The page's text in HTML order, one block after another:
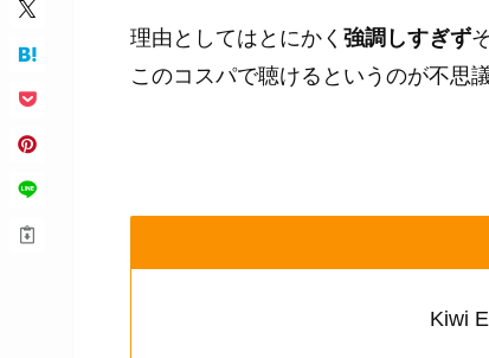
理由としてはとにかく 強調しすぎず
このコスパで聴けるというのが不思
Kiwi